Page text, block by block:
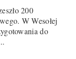
200
W Wesołej
do